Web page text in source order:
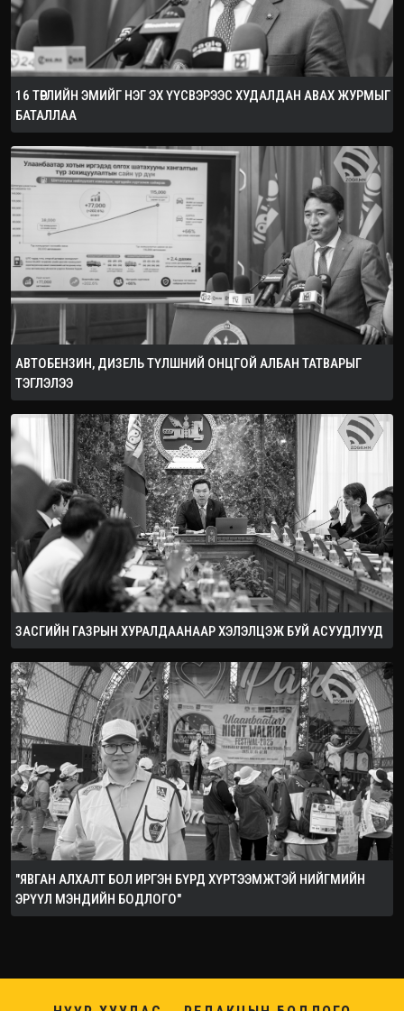
16 ТӨРЛИЙН ЭМИЙГ НЭГ ЭХ ҮҮСВЭРЭЭС ХУДАЛДАН АВАХ ЖУРМЫГ
БАТАЛЛАА
АВТОБЕНЗИН, ДИЗЕЛЬ ТҮЛШНИЙ ОНЦГОЙ АЛБАН ТАТВАРЫГ
ТЭГЛЭЛЭЭ
ЗАСГИЙН ГАЗРЫН ХУРАЛДААНААР ХЭЛЭЛЦЭЖ БУЙ АСУУДЛУУД
"ЯВГАН АЛХАЛТ БОЛ ИРГЭН БҮРД ХҮРТЭЭМЖТЭЙ НИЙГМИЙН
ЭРҮҮЛ МЭНДИЙН БОДЛОГО"